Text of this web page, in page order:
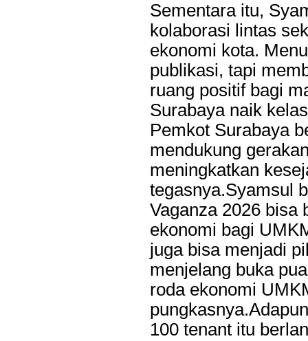
Sementara itu,
kolaborasi lintas
ekonomi kota.
publikasi, tapi
ruang positif bagi
Surabaya naik
Pemkot Surabaya
mendukung
meningkatkan
tegasnya.Syamsul
Vaganza 2026 bisa
ekonomi bagi
juga bisa menjadi
menjelang buka
roda ekonomi
100 tenant itu